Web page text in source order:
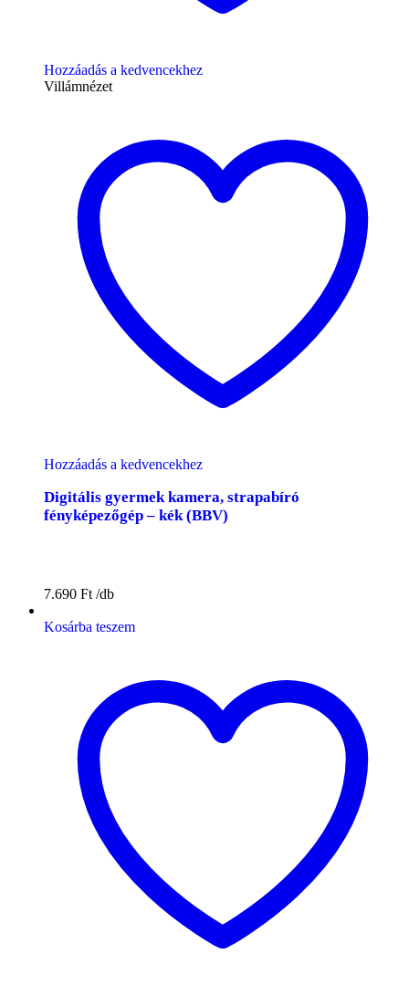
Hozzáadás a kedvencekhez
Villámnézet
Hozzáadás a kedvencekhez
Digitális gyermek kamera, strapabíró
fényképezőgép – kék (BBV)
7.690 Ft
Kosárba teszem